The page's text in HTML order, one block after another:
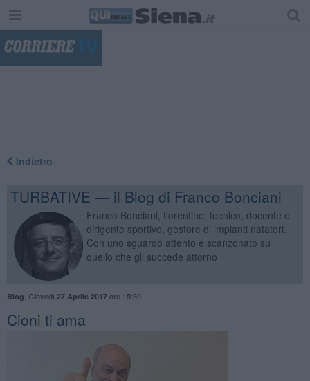
Indietro
TURBATIVE — il Blog di Franco Bonciani
Franco Bonciani, fiorentino, tecnico, docente e
dirigente sportivo, gestore di impianti natatori.
Con uno sguardo attento e scanzonato su
quello che gli succede attorno
Blog Giovedì 27 Aprile 2017ore 15:30
Cioni ti ama